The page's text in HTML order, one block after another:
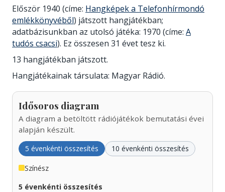
Először 1940 (címe: Hangképek a Telefonhírmondó
emlékkönyvéből) játszott hangjátékban;
adatbázisunkban az utolsó játéka: 1970 (címe: A
tudós csacsi). Ez összesen 31 évet tesz ki.
13 hangjátékban játszott.
Hangjátékainak társulata: Magyar Rádió.
Idősoros diagram
A diagram a betöltött rádiójátékok bemutatási évei
alapján készült.
5 évenkénti összesítés 10 évenkénti összesítés
Színész
5 évenkénti összesítés